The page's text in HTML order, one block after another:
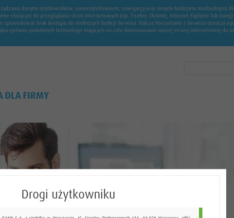
danymi użytkowników, uwierzytelnianiem, nawigacją oraz innymi funkcjami niezbędnymi
służącym do przeglądania stron internetowych (np. Firefox, Chrome, Internet Explorer lub
brak dostępu do niektórych funkcji Serwisu. Dalsze korzystanie z Serwisu oznacza
podobnych technologii mających na celu dostosowanie naszej strony internetowej do
DLA FIRMY
Drogi użytkowniku